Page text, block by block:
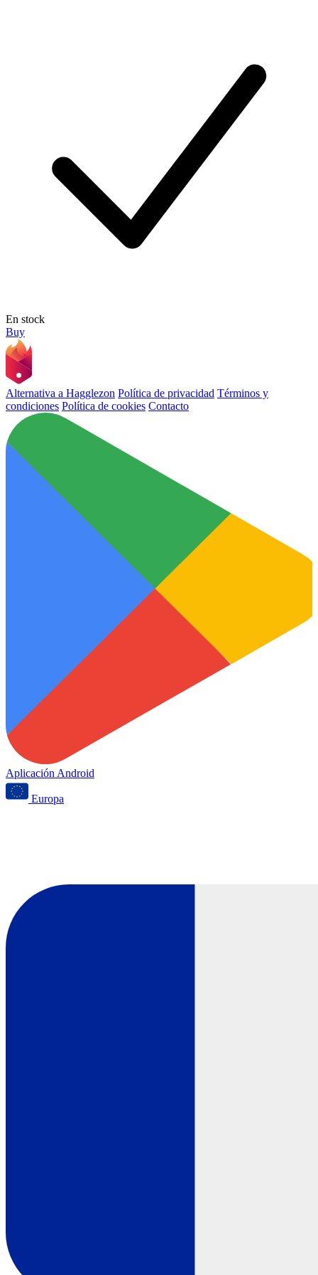
En stock
Buy
Alternativa a Hagglezon Política de privacidad Términos y
condiciones Política de cookies Contacto
Aplicación Android
Europa